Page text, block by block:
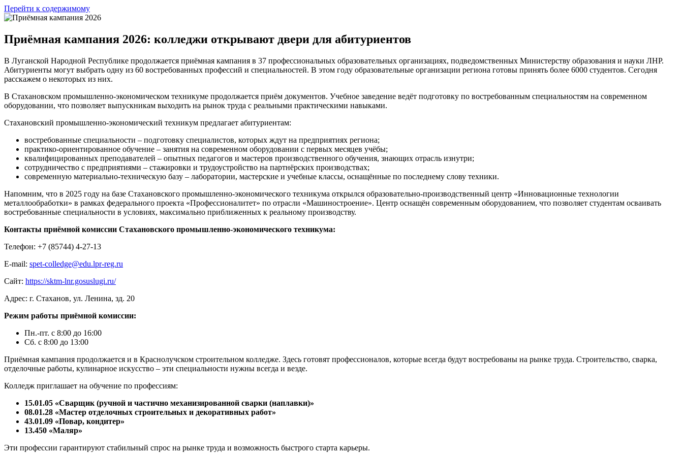
Перейти к содержимому
Приёмная кампания 2026: колледжи открывают двери для абитуриентов
В Луганской Народной Республике продолжается приёмная кампания в 37 профессиональных образовательных организациях, подведомственных Министерству образования и науки ЛНР.
Абитуриенты могут выбрать одну из 60 востребованных профессий и специальностей. В этом году образовательные организации региона готовы принять более 6000 студентов. Сегодня
расскажем о некоторых из них.
В Стахановском промышленно-экономическом техникуме продолжается приём документов. Учебное заведение ведёт подготовку по востребованным специальностям на современном
оборудовании, что позволяет выпускникам выходить на рынок труда с реальными практическими навыками.
Стахановский промышленно-экономический техникум предлагает абитуриентам:
востребованные специальности – подготовку специалистов, которых ждут на предприятиях региона;
практико-ориентированное обучение – занятия на современном оборудовании с первых месяцев учёбы;
квалифицированных преподавателей – опытных педагогов и мастеров производственного обучения, знающих отрасль изнутри;
сотрудничество с предприятиями – стажировки и трудоустройство на партнёрских производствах;
современную материально-техническую базу – лаборатории, мастерские и учебные классы, оснащённые по последнему слову техники.
Напомним, что в 2025 году на базе Стахановского промышленно-экономического техникума открылся образовательно-производственный центр «Инновационные технологии
металлообработки» в рамках федерального проекта «Профессионалитет» по отрасли «Машиностроение». Центр оснащён современным оборудованием, что позволяет студентам осваивать
востребованные специальности в условиях, максимально приближенных к реальному производству.
Контакты приёмной комиссии Стахановского промышленно-экономического техникума:
Телефон: +7 (85744) 4-27-13
E-mail: spet-colledge@edu.lpr-reg.ru
Сайт: https://sktm-lnr.gosuslugi.ru/
Адрес: г. Стаханов, ул. Ленина, зд. 20
Режим работы приёмной комиссии:
Пн.-пт. с 8:00 до 16:00
Сб. с 8:00 до 13:00
Приёмная кампания продолжается и в Краснолучском строительном колледже. Здесь готовят профессионалов, которые всегда будут востребованы на рынке труда. Строительство, сварка,
отделочные работы, кулинарное искусство – эти специальности нужны всегда и везде.
Колледж приглашает на обучение по профессиям:
15.01.05 «Сварщик (ручной и частично механизированной сварки (наплавки)»
08.01.28 «Мастер отделочных строительных и декоративных работ»
43.01.09 «Повар, кондитер»
13.450 «Маляр»
Эти профессии гарантируют стабильный спрос на рынке труда и возможность быстрого старта карьеры.